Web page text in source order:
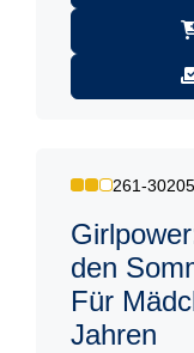
261-30205
den
Für
Jahren